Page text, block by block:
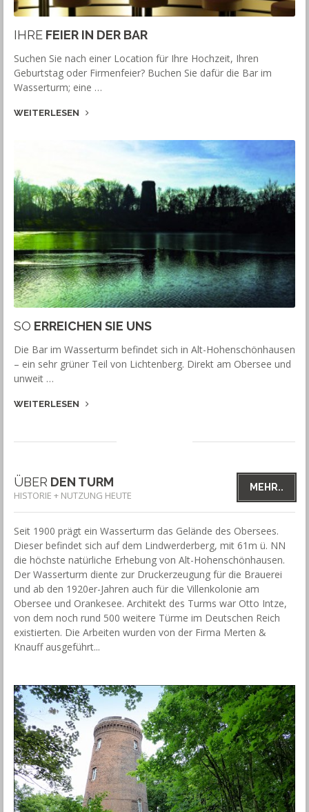
IHRE FEIER IN DER BAR
Suchen Sie nach einer Location für Ihre Hochzeit, Ihren
Geburtstag oder Firmenfeier? Buchen Sie dafür die Bar im
Wasserturm; eine …
WEITERLESEN
SO ERREICHEN SIE UNS
Die Bar im Wasserturm befindet sich in Alt-Hohenschönhausen
– ein sehr grüner Teil von Lichtenberg. Direkt am Obersee und
unweit …
WEITERLESEN
MEHR..
ÜBER DEN TURM
HISTORIE + NUTZUNG HEUTE
Seit 1900 prägt ein Wasserturm das Gelände des Obersees.
Dieser befindet sich auf dem Lindwerderberg, mit 61m ü. NN
die höchste natürliche Erhebung von Alt-Hohenschönhausen.
Der Wasserturm diente zur Druckerzeugung für die Brauerei
und ab den 1920er-Jahren auch für die Villenkolonie am
Obersee und Orankesee. Architekt des Turms war Otto Intze,
von dem noch rund 500 weitere Türme im Deutschen Reich
existierten. Die Arbeiten wurden von der Firma Merten &
Knauff ausgeführt...